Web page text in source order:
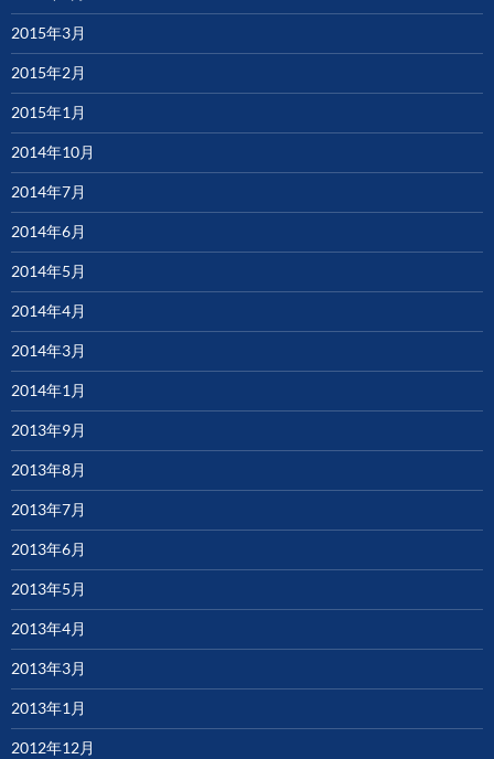
2015年3月
2015年2月
2015年1月
2014年10月
2014年7月
2014年6月
2014年5月
2014年4月
2014年3月
2014年1月
2013年9月
2013年8月
2013年7月
2013年6月
2013年5月
2013年4月
2013年3月
2013年1月
2012年12月